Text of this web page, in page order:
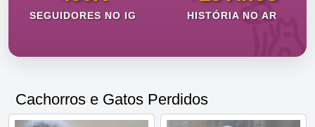
SEGUIDORES NO IG HISTÓRIA NO AR
Cachorros e Gatos Perdidos